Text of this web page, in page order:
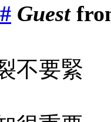
Guest
不要緊